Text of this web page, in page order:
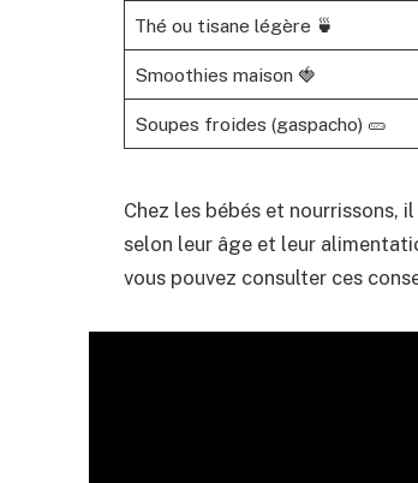
Thé ou tisane légère 🍵
Smoothies maison 🍓
Soupes froides (gaspacho) 🥒
Chez les bébés et
selon leur âge et leur
vous pouvez consulter ces